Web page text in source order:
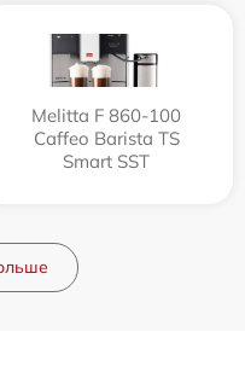
Melitta F 860-100
Caffeo Barista TS
Smart SST